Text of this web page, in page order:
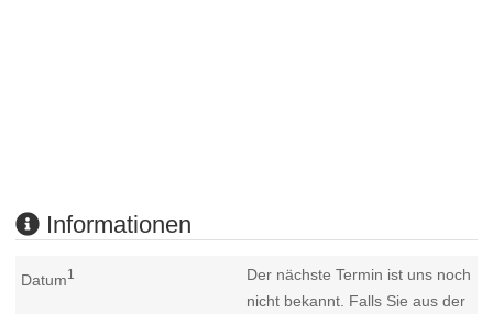
Informationen
Datum1
Der nächste Termin ist uns noch
nicht bekannt. Falls Sie aus der